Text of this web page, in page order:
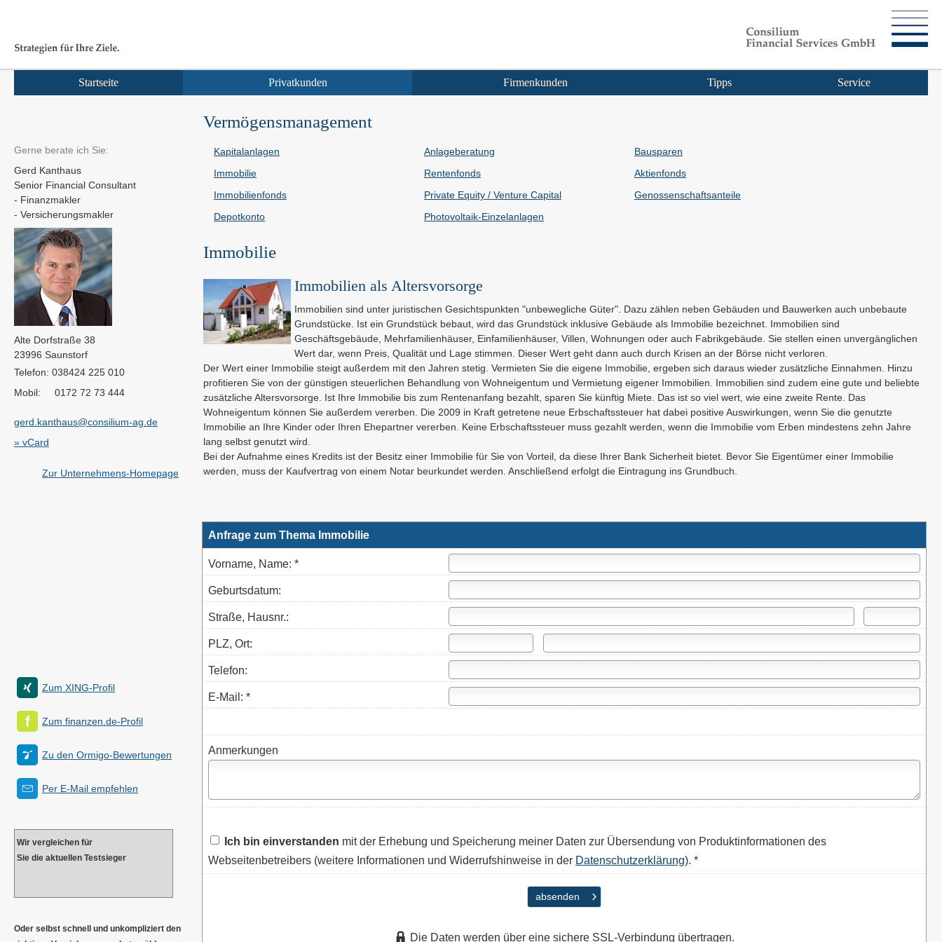
Startseite Privatkunden Firmenkunden Tipps Service
Gerne berate ich Sie:
Gerd Kanthaus
Senior Financial Consultant
- Finanzmakler
- Ver­sicherungs­makler
Alte Dorfstraße 38
23996 Saunstorf
Telefon: 038424 225 010
Mobil: 0172 72 73 444
gerd.kanthaus@consilium-ag.de
» vCard
Zur Unternehmens-Homepage
Zum XING-Profil
Zum finanzen.de-Profil
Zu den Ormigo-Bewertungen
Per E-Mail empfehlen
Wir ver­gleichen für
Sie die aktuellen Testsieger
Oder selbst schnell und unkompliziert den
Vermögensmanagement
Kapitalanlagen Anlageberatung
Bausparen
Immobilie
Rentenfonds
Aktienfonds
Immobilienfonds
Private Equity / Venture Capital
Genossenschaftsanteile
Depotkonto
Photovoltaik-Einzelanlagen
Immobilie
Immobilien als Alters­vorsorge
Immobilien sind unter juristischen Gesichtspunkten "unbewegliche Güter". Dazu zählen neben Gebäuden und Bauwerken auch unbebaute
Grundstücke. Ist ein Grundstück bebaut, wird das Grundstück inklusive Gebäude als Immobilie bezeichnet. Immobilien sind
Geschäftsgebäude, Mehrfamilienhäuser, Einfamilienhäuser, Villen, Wohnungen oder auch Fabrikgebäude. Sie stellen einen unvergänglichen
Wert dar, wenn Preis, Qualität und Lage stimmen. Dieser Wert geht dann auch durch Krisen an der Börse nicht verloren.
Der Wert einer Immobilie steigt außerdem mit den Jahren stetig. Vermieten Sie die eigene Immobilie, ergeben sich daraus wieder zusätzliche Einnahmen. Hinzu
profitieren Sie von der günstigen steuerlichen Behandlung von Wohneigentum und Vermietung eigener Immobilien. Immobilien sind zudem eine gute und beliebte
zusätzliche Alters­vorsorge. Ist Ihre Immobilie bis zum Rentenanfang bezahlt, sparen Sie künftig Miete. Das ist so viel wert, wie eine zweite Rente. Das
Wohneigentum können Sie außerdem vererben. Die 2009 in Kraft getretene neue Erbschaftssteuer hat dabei positive Auswirkungen, wenn Sie die genutzte
Immobilie an Ihre Kinder oder Ihren Ehepartner vererben. Keine Erbschaftssteuer muss gezahlt werden, wenn die Immobilie vom Erben mindestens zehn Jahre
lang selbst genutzt wird.
Bei der Aufnahme eines Kredits ist der Besitz einer Immobilie für Sie von Vorteil, da diese Ihrer Bank Sicherheit bietet. Bevor Sie Eigentümer einer Immobilie
werden, muss der Kaufvertrag von einem Notar beurkundet werden. Anschließend erfolgt die Eintragung ins Grundbuch.
Anfrage zum Thema Immobilie
Vorname, Name: *
Geburts­datum:
Straße, Hausnr.:
PLZ, Ort:
Telefon:
E-Mail: *
Anmerkungen
Ich bin einverstanden mit der Erhebung und Speicherung meiner Daten zur Übersendung von Produktinformationen des
Webseitenbetreibers (weitere Informationen und Widerrufshinweise in der Datenschutzerklärung). *
absenden
Die Daten werden über eine sichere SSL-Verbindung übertragen.